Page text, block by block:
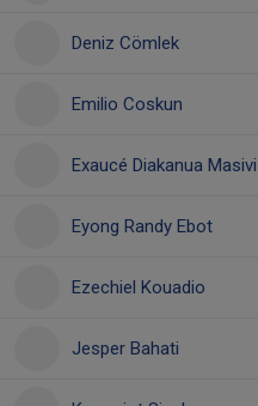
Deniz Cömlek
Emilio Coskun
Exaucé Diakanua Masivi
Eyong Randy Ebot
Ezechiel Kouadio
Jesper Bahati